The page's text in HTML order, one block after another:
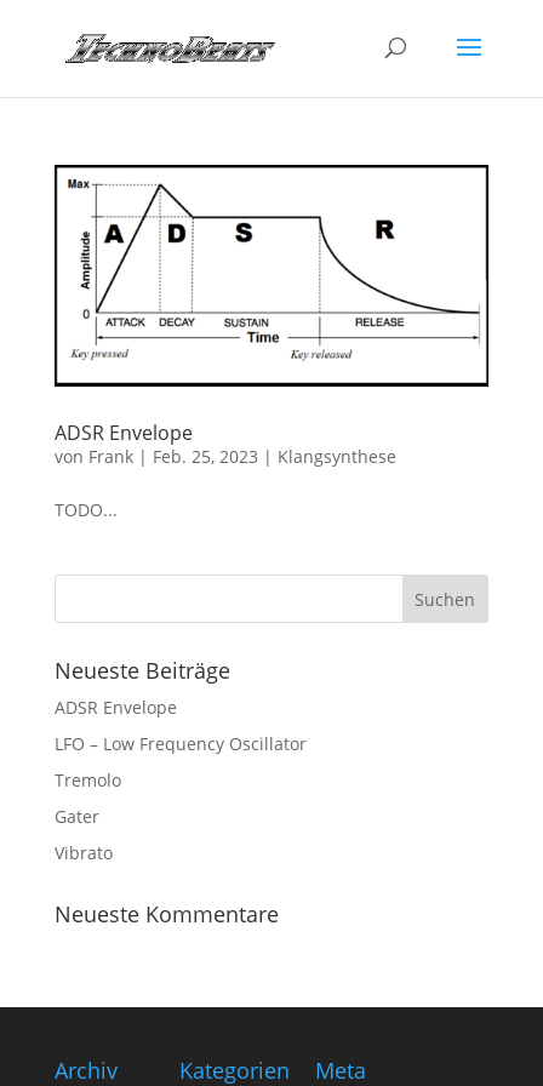
ADSR Envelope
von Frank| Feb. 25, 2023 | Klangsynthese
TODO...
Neueste Beiträge
ADSR Envelope
LFO – Low Frequency Oscillator
Tremolo
Gater
Vibrato
Neueste Kommentare
Archiv Kategorien Meta